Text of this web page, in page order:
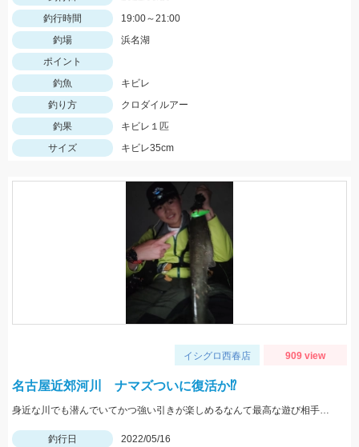
釣行時間
19:00～21:00
釣場
浜名湖
ポイント
釣魚
キビレ
釣り方
クロダイルアー
釣果
キビレ１匹
サイズ
キビレ35cm
イシグロ西春店 909 view
名古屋近郊河川 ナマズついに復活か⁉
身近な川でも潜んでいてかつ強い引きが楽しめるなんて最高な遊び相手です！
釣行日 2022/05/16